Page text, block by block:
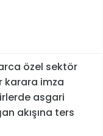
özel sektör
karara imza
asgari
akışına ters